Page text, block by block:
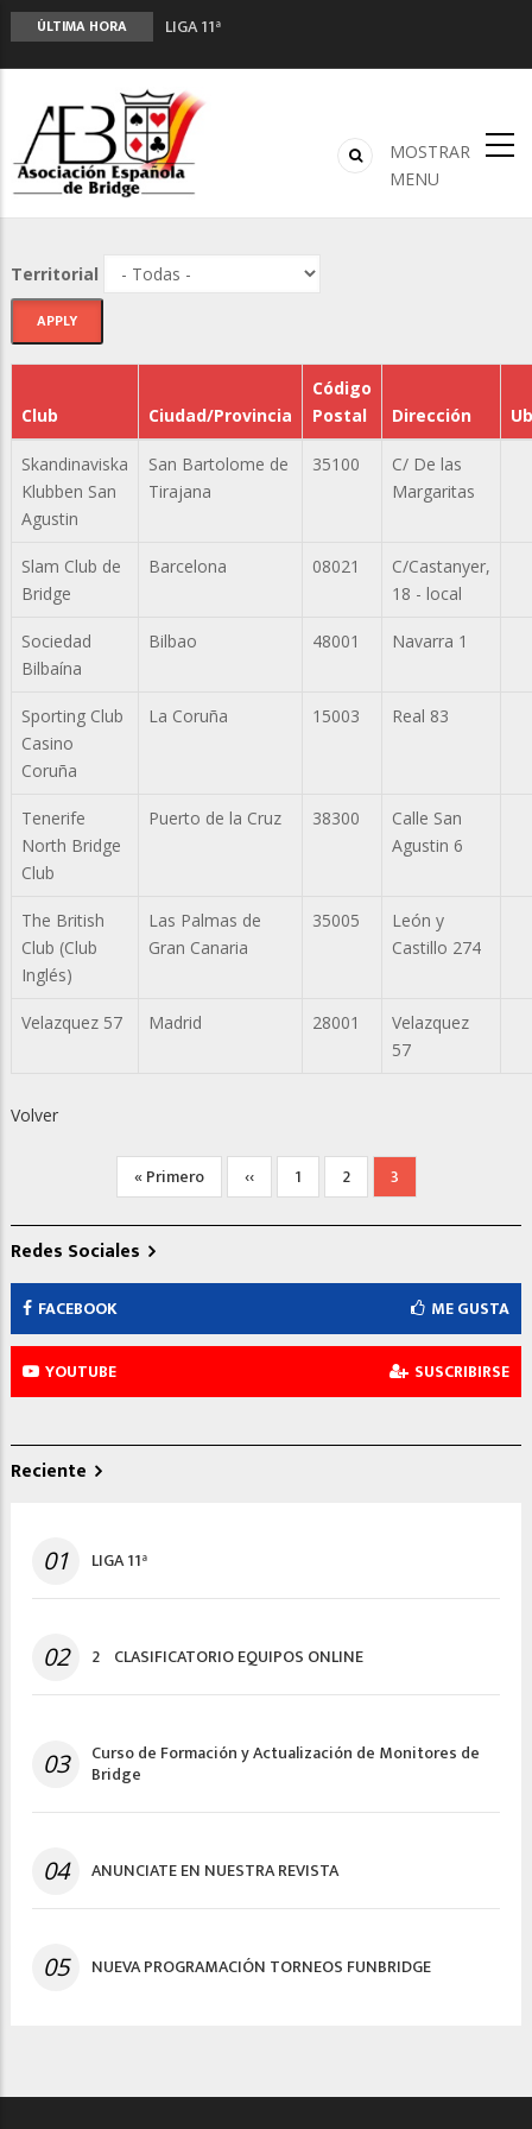
ÚLTIMA HORA
LIGA 11ª
Monitores de Bridge
ANUNCIATE EN NUESTRA REVISTA
NUEVA PROGRAMACIÓN TORNEOS FUNBRIDGE
MOSTRAR
MENU
Territorial
Club Ciudad/Provincia
Código
Postal
Dirección
Skandinaviska
Klubben San
Agustin
San Bartolome de
Tirajana
35100
C/ De las
Margaritas
Slam Club de
Bridge
Barcelona 08021
C/Castanyer,
18 - local
Sociedad
Bilbaína
Bilbao 48001 Navarra 1
Sporting Club
Casino
Coruña
La Coruña 15003 Real 83
Tenerife
North Bridge
Club
Puerto de la Cruz 38300
Calle San
Agustin 6
The British
Club (Club
Inglés)
Las Palmas de
Gran Canaria
35005
León y
Castillo 274
Velazquez 57 Madrid 28001
Velazquez
57
Volver
Primera
página
« Primero
Página
anterior
‹‹ Página
1 Página
2
Página
actual
3
Redes Sociales
FACEBOOK ME GUSTA
YOUTUBE SUSCRIBIRSE
Reciente
01 LIGA 11ª
02 2º CLASIFICATORIO EQUIPOS ONLINE
03 Curso de Formación y Actualización de Monitores de
Bridge
04 ANUNCIATE EN NUESTRA REVISTA
05 NUEVA PROGRAMACIÓN TORNEOS FUNBRIDGE